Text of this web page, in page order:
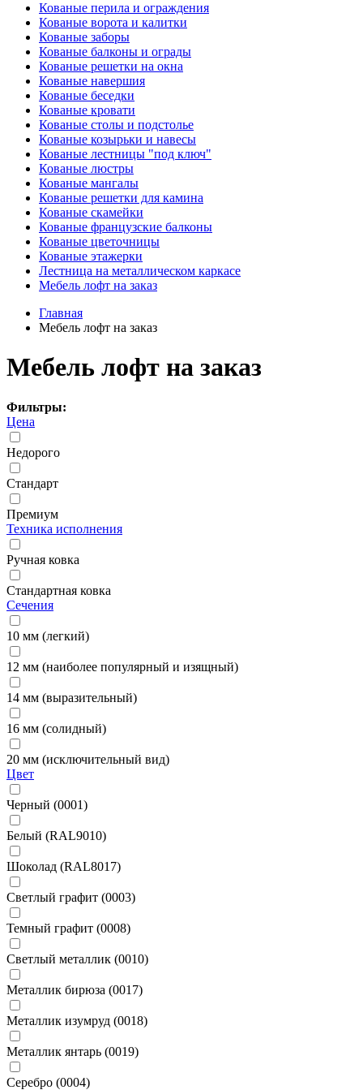
Кованые перила и ограждения
Кованые ворота и калитки
Кованые заборы
Кованые балконы и ограды
Кованые решетки на окна
Кованые навершия
Кованые беседки
Кованые кровати
Кованые столы и подстолье
Кованые козырьки и навесы
Кованые лестницы "под ключ"
Кованые люстры
Кованые мангалы
Кованые решетки для камина
Кованые скамейки
Кованые французские балконы
Кованые цветочницы
Кованые этажерки
Лестница на металлическом каркасе
Мебель лофт на заказ
Главная
Мебель лофт на заказ
Мебель лофт на заказ
Фильтры:
Цена
Недорого
Стандарт
Премиум
Техника исполнения
Ручная ковка
Стандартная ковка
Сечения
10 мм (легкий)
12 мм (наиболее популярный и изящный)
14 мм (выразительный)
16 мм (солидный)
20 мм (исключительный вид)
Цвет
Черный (0001)
Белый (RAL9010)
Шоколад (RAL8017)
Светлый графит (0003)
Темный графит (0008)
Светлый металлик (0010)
Металлик бирюза (0017)
Металлик изумруд (0018)
Металлик янтарь (0019)
Серебро (0004)